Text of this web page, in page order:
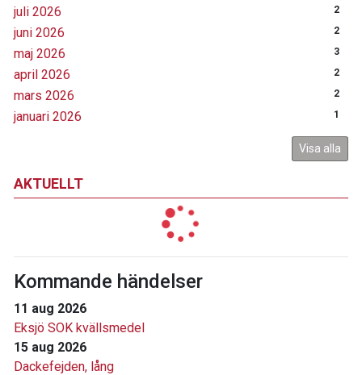
juli 2026 2
juni 2026 2
maj 2026 3
april 2026 2
mars 2026 2
januari 2026 1
Visa alla
AKTUELLT
Kommande händelser
11 aug 2026
Eksjö SOK kvällsmedel
15 aug 2026
Dackefejden, lång